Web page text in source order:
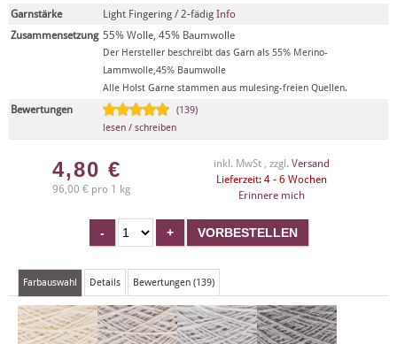
Garnstärke
Light Fingering / 2-fädig Info
Zusammensetzung 55% Wolle, 45% Baumwolle
Der Hersteller beschreibt das Garn als 55% Merino-
Lammwolle,45% Baumwolle
Alle Holst Garne stammen aus mulesing-freien Quellen.
Bewertungen
(139)
lesen / schreiben
4,80 €
96,00 € pro 1 kg
inkl. MwSt , zzgl. Versand
Lieferzeit: 4 - 6 Wochen
Erinnere mich
Farbauswahl Details Bewertungen (139)